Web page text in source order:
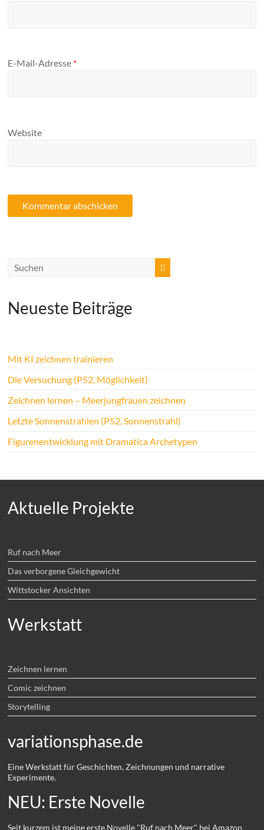
E-Mail-Adresse *
Website
Neueste Beiträge
Mit KI zeichnen trainieren
Die Versuchung (P52, Möglichkeit)
Zeichnen lernen – Meerjungfrauen zeichnen
Letzte Sonnenstrahlen (P52, Sonnenstrahl)
Figurenentwicklung mit Dramatica Archetypen
Aktuelle Projekte
Ruf nach Meer
Das verborgene Gleichgewicht
Wittstocker Ansichten
Werkstatt
Zeichnen lernen
Comic zeichnen
Storytelling
variationsphase.de
Eine Werkstatt für Geschichten, Zeichnungen und narrative
Experimente.
NEU: Erste Novelle
Seit kurzem ist meine erste Novelle "Ruf nach Meer" bei Amazon